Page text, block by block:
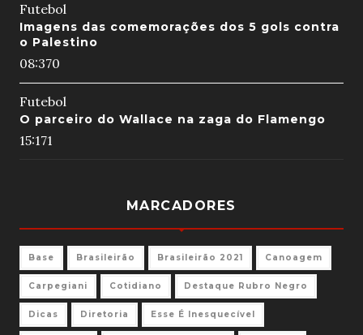
Futebol
Imagens das comemorações dos 5 gols contra
o Palestino
08:370
Futebol
O parceiro do Wallace na zaga do Flamengo
15:171
MARCADORES
Base Brasileirão Brasileirão 2021 Canoagem
Carpegiani Cotidiano Destaque Rubro Negro
Dicas Diretoria Esse É Inesquecível